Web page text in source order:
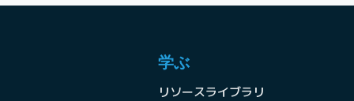
学ぶ
リソースライブラリ